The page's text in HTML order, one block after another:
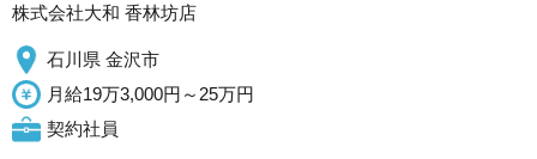
株式会社大和 香林坊店
石川県 金沢市
月給19万3,000円～25万円
契約社員